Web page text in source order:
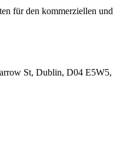
für den kommerziellen und
St, Dublin, D04 E5W5,